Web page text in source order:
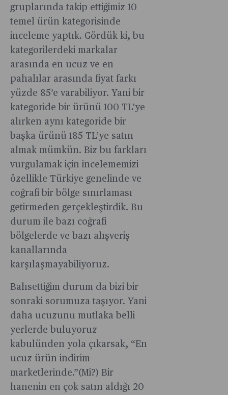
gruplarında takip ettiğimiz 10
temel ürün kategorisinde
inceleme yaptık. Gördük ki, bu
kategorilerdeki markalar
arasında en ucuz ve en
pahalılar arasında fiyat farkı
yüzde 85’e varabiliyor. Yani bir
kategoride bir ürünü 100 TL’ye
alırken aynı kategoride bir
başka ürünü 185 TL’ye satın
almak mümkün. Biz bu farkları
vurgulamak için incelememizi
özellikle Türkiye genelinde ve
coğrafi bir bölge sınırlaması
getirmeden gerçekleştirdik. Bu
durum ile bazı coğrafi
bölgelerde ve bazı alışveriş
kanallarında
karşılaşmayabiliyoruz.
Bahsettiğim durum da bizi bir
sonraki sorumuza taşıyor. Yani
daha ucuzunu mutlaka belli
yerlerde buluyoruz
kabulünden yola çıkarsak, “En
ucuz ürün indirim
marketlerinde.”(Mi?) Bir
hanenin en çok satın aldığı 20